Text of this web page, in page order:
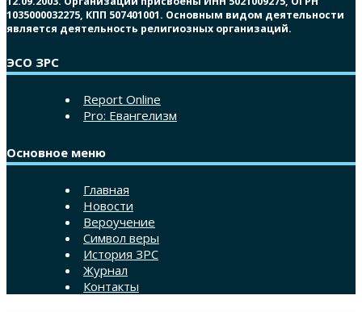
1035000032275, КПП 507401001. Основным видом деятельности
является деятельность религиозных организаций.
ЭСО ЗРС
Report Online
Pro: Евангелизм
Основное меню
Главная
Новости
Вероучение
Символ веры
История ЗРС
Журнал
Контакты